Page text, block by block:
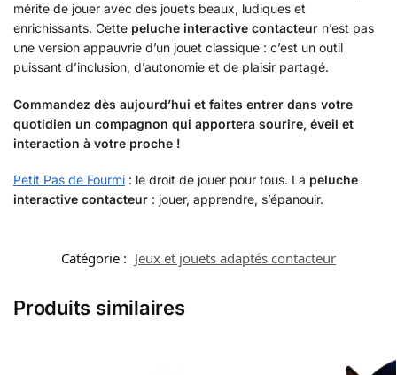
mérite de jouer avec des jouets beaux, ludiques et
enrichissants. Cette peluche interactive contacteur n’est pas
une version appauvrie d’un jouet classique : c’est un outil
puissant d’inclusion, d’autonomie et de plaisir partagé.
Commandez dès aujourd’hui et faites entrer dans votre
quotidien un compagnon qui apportera sourire, éveil et
interaction à votre proche !
Petit Pas de Fourmi : le droit de jouer pour tous. La peluche
interactive contacteur : jouer, apprendre, s’épanouir.
Catégorie : Jeux et jouets adaptés contacteur
Produits similaires